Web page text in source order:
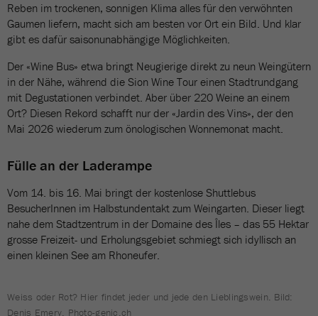
Reben im trockenen, sonnigen Klima alles für den verwöhnten
Gaumen liefern, macht sich am besten vor Ort ein Bild. Und klar
gibt es dafür saisonunabhängige Möglichkeiten.
Der «Wine Bus» etwa bringt Neugierige direkt zu neun Weingütern
in der Nähe, während die Sion Wine Tour einen Stadtrundgang
mit Degustationen verbindet. Aber über 220 Weine an einem
Ort? Diesen Rekord schafft nur der «Jardin des Vins», der den
Mai 2026 wiederum zum önologischen Wonnemonat macht.
Fülle an der Laderampe
Vom 14. bis 16. Mai bringt der kostenlose Shuttlebus
BesucherInnen im Halbstundentakt zum Weingarten. Dieser liegt
nahe dem Stadtzentrum in der Domaine des Îles – das 55 Hektar
grosse Freizeit- und Erholungsgebiet schmiegt sich idyllisch an
einen kleinen See am Rhoneufer.
Weiss oder Rot? Hier findet jeder und jede den Lieblingswein. Bild:
Denis Emery, Photo-genic.ch